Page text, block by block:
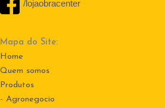
/lojaobracenter
Mapa do Site:
Home
Quem somos
Produtos
- Agronegocio